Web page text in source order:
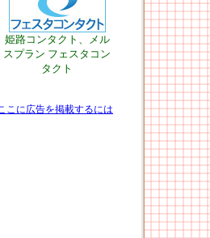
姫路コンタクト、メル
スプラン フェスタコン
タクト
こに広告を掲載するには